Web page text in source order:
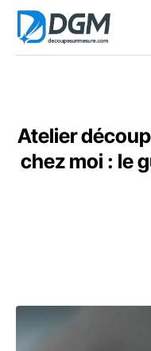
Atelier
chez moi : le